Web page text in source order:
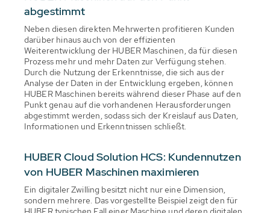
abgestimmt
Neben diesen direkten Mehrwerten profitieren Kunden
darüber hinaus auch von der effizienten
Weiterentwicklung der HUBER Maschinen, da für diesen
Prozess mehr und mehr Daten zur Verfügung stehen.
Durch die Nutzung der Erkenntnisse, die sich aus der
Analyse der Daten in der Entwicklung ergeben, können
HUBER Maschinen bereits während dieser Phase auf den
Punkt genau auf die vorhandenen Herausforderungen
abgestimmt werden, sodass sich der Kreislauf aus Daten,
Informationen und Erkenntnissen schließt.
HUBER Cloud Solution HCS: Kundennutzen
von HUBER Maschinen maximieren
Ein digitaler Zwilling besitzt nicht nur eine Dimension,
sondern mehrere. Das vorgestellte Beispiel zeigt den für